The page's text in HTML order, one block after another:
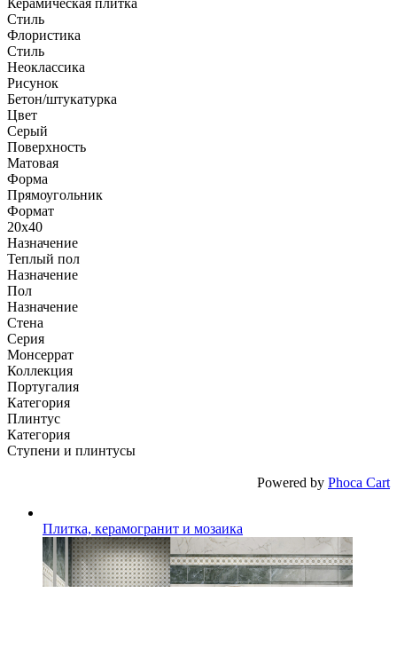
Стиль
Флористика
Стиль
Неоклассика
Рисунок
Бетон/штукатурка
Цвет
Серый
Поверхность
Матовая
Форма
Прямоугольник
Формат
20x40
Назначение
Теплый пол
Назначение
Пол
Назначение
Стена
Серия
Монсеррат
Коллекция
Португалия
Категория
Плинтус
Категория
Ступени и плинтусы
Powered by Phoca Cart
Плитка, керамогранит и мозаика